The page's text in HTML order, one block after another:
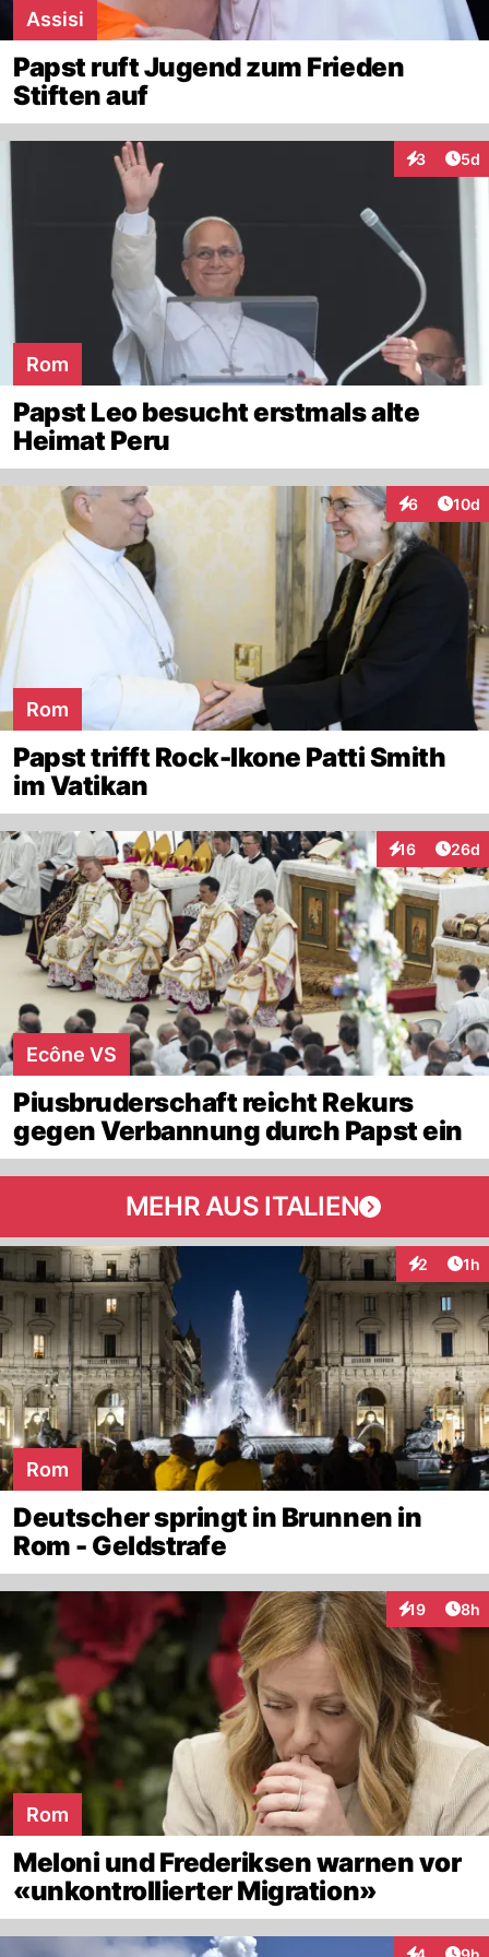
Assisi
Papst ruft Jugend zum Frieden
Stiften auf
3 5d
Rom
Papst Leo besucht erstmals alte
Heimat Peru
6
Interaktionen
10d
Rom
Papst trifft Rock-Ikone Patti Smith
im Vatikan
16
Interaktionen
26d
Ecône VS
Piusbruderschaft reicht Rekurs
gegen Verbannung durch Papst ein
MEHR AUS ITALIEN
2 1h
Rom
Deutscher springt in Brunnen in
Rom - Geldstrafe
19
Interaktionen
8h
Rom
Meloni und Frederiksen warnen vor
«unkontrollierter Migration»